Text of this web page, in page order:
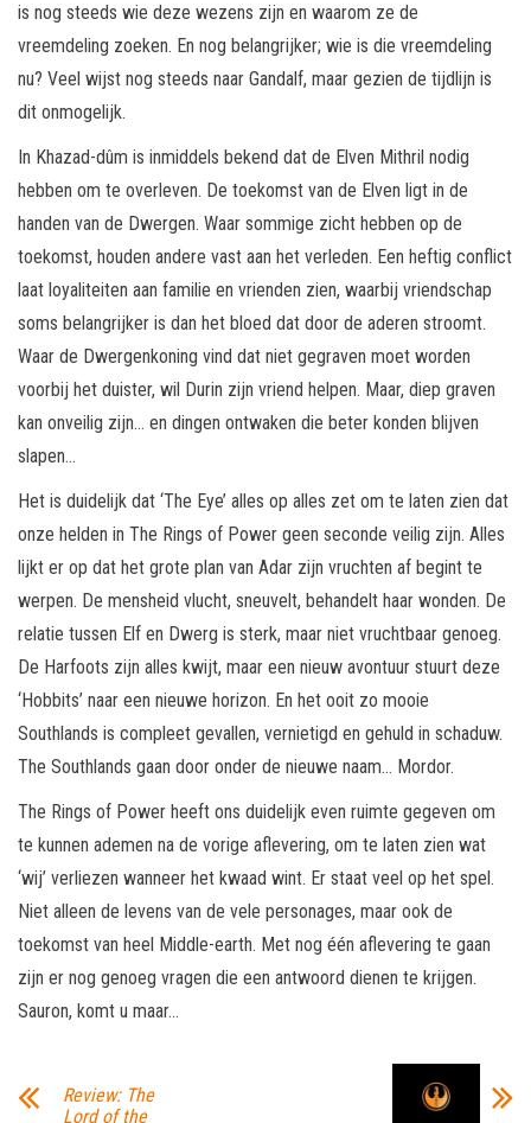
is nog steeds wie deze wezens zijn en waarom ze de
vreemdeling zoeken. En nog belangrijker; wie is die vreemdeling
nu? Veel wijst nog steeds naar Gandalf, maar gezien de tijdlijn is
dit onmogelijk.
In Khazad-dûm is inmiddels bekend dat de Elven Mithril nodig
hebben om te overleven. De toekomst van de Elven ligt in de
handen van de Dwergen. Waar sommige zicht hebben op de
toekomst, houden andere vast aan het verleden. Een heftig conflict
laat loyaliteiten aan familie en vrienden zien, waarbij vriendschap
soms belangrijker is dan het bloed dat door de aderen stroomt.
Waar de Dwergenkoning vind dat niet gegraven moet worden
voorbij het duister, wil Durin zijn vriend helpen. Maar, diep graven
kan onveilig zijn… en dingen ontwaken die beter konden blijven
slapen…
Het is duidelijk dat ‘The Eye’ alles op alles zet om te laten zien dat
onze helden in The Rings of Power geen seconde veilig zijn. Alles
lijkt er op dat het grote plan van Adar zijn vruchten af begint te
werpen. De mensheid vlucht, sneuvelt, behandelt haar wonden. De
relatie tussen Elf en Dwerg is sterk, maar niet vruchtbaar genoeg.
De Harfoots zijn alles kwijt, maar een nieuw avontuur stuurt deze
‘Hobbits’ naar een nieuwe horizon. En het ooit zo mooie
Southlands is compleet gevallen, vernietigd en gehuld in schaduw.
The Southlands gaan door onder de nieuwe naam… Mordor.
The Rings of Power heeft ons duidelijk even ruimte gegeven om
te kunnen ademen na de vorige aflevering, om te laten zien wat
‘wij’ verliezen wanneer het kwaad wint. Er staat veel op het spel.
Niet alleen de levens van de vele personages, maar ook de
toekomst van heel Middle-earth. Met nog één aflevering te gaan
zijn er nog genoeg vragen die een antwoord dienen te krijgen.
Sauron, komt u maar…
Review: The
Lord of the